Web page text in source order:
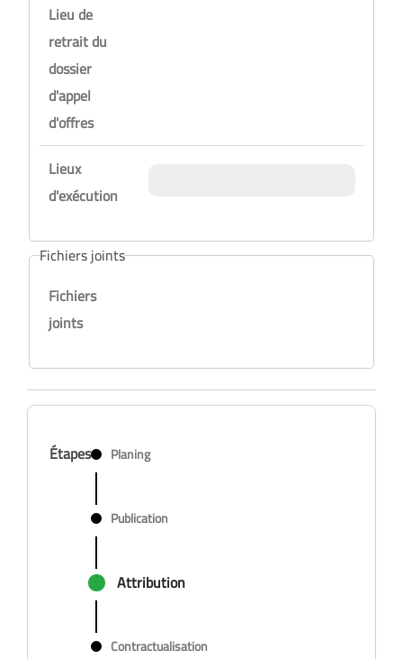
Lieu de
retrait du
dossier
d'appel
d'offres
Lieux
d'exécution
Fichiers joints
Fichiers
joints
Étapes Planing
Publication
Attribution
Contractualisation